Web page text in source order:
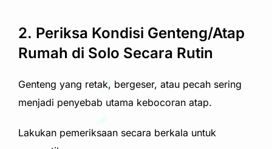
2. Periksa Kondisi Genteng/Atap
Rumah di Solo Secara Rutin
Genteng yang retak, bergeser, atau pecah sering
menjadi penyebab utama kebocoran atap.
Lakukan pemeriksaan secara berkala untuk